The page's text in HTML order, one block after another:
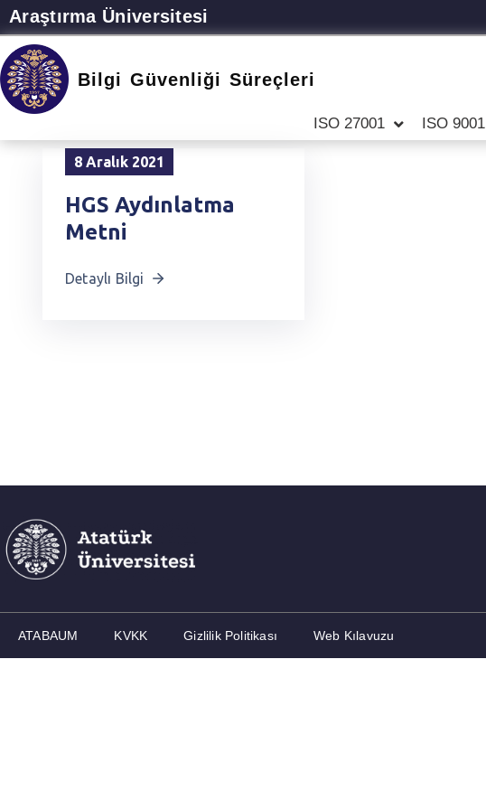
Araştırma Üniversitesi
Bilgi Güvenliği Süreçleri
ISO 27001 ISO 9001
8 Aralık 2021
HGS Aydınlatma
Metni
Detaylı Bilgi
ATABAUM KVKK Gizlilik Politikası Web Kılavuzu